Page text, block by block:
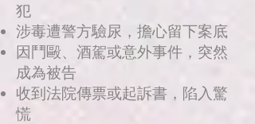
犯
涉毒遭警方驗尿，擔心留下案底
因鬥毆、酒駕或意外事件，突然
成為被告
收到法院傳票或起訴書，陷入驚
慌